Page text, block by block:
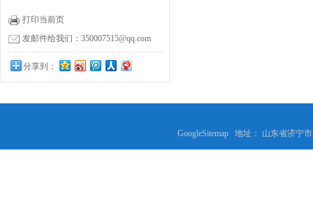
打印当前页
发邮件给我们：350007515@qq.com
分享到：
GoogleSitemap 地址： 山东省济宁